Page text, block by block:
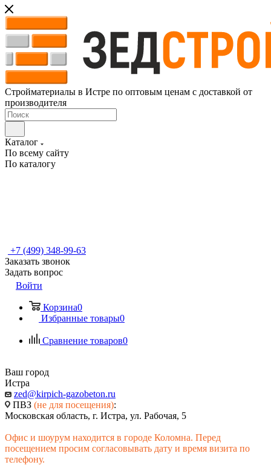
Стройматериалы в Истре по оптовым ценам с доставкой от
производителя
Каталог
По всему сайту
По каталогу
+7 (499) 348-99-63
Заказать звонок
Задать вопрос
Войти
Корзина0
Избранные товары0
Сравнение товаров0
Ваш город
Истра
zed@kirpich-gazobeton.ru
ПВЗ (не для посещения):
Московская область, г. Истра, ул. Рабочая, 5
Офис и шоурум находится в городе Коломна. Перед
посещением просим согласовывать дату и время визита по
телефону.